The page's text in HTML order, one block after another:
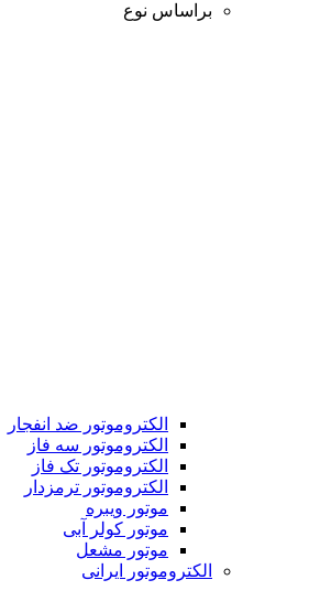
براساس نوع
الکتروموتور ضد انفجار
الکتروموتور سه فاز
الکتروموتور تک فاز
الکتروموتور ترمزدار
موتور ویبره
موتور کولر آبی
موتور مشعل
الکتروموتور ایرانی